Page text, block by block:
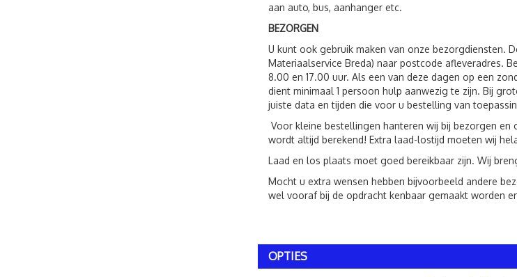
aan auto, bus, aanhanger etc.
BEZORGEN
U kunt ook gebruik maken van onze bezorgdiensten.
Materiaalservice Breda) naar postcode afleveradres.
8.00 en 17.00 uur. Als een van deze dagen op een
dient minimaal 1 persoon hulp aanwezig te zijn. Bij
juiste data en tijden die voor u bestelling van
Voor kleine bestellingen hanteren wij bij bezorgen
wordt altijd berekend! Extra laad-lostijd moeten wij
Laad en los plaats moet goed bereikbaar zijn. Wij
Mocht u extra wensen hebben bijvoorbeeld andere
wel vooraf bij de opdracht kenbaar gemaakt worden
OPTIES